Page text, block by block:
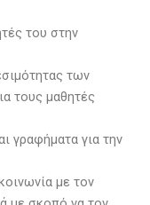
του στην
των
τους μαθητές
γραφήματα για την
με τον